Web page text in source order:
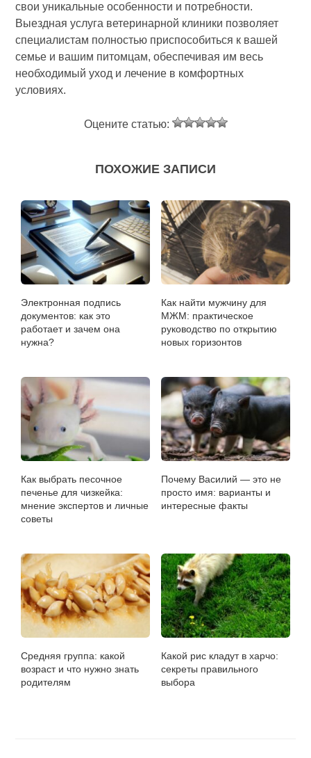
свои уникальные особенности и потребности.
Выездная услуга ветеринарной клиники позволяет
специалистам полностью приспособиться к вашей
семье и вашим питомцам, обеспечивая им весь
необходимый уход и лечение в комфортных
условиях.
Оцените статью:
ПОХОЖИЕ ЗАПИСИ
Электронная подпись
документов: как это
работает и зачем она
нужна?
Как найти мужчину для
МЖМ: практическое
руководство по открытию
новых горизонтов
Как выбрать песочное
печенье для чизкейка:
мнение экспертов и личные
советы
Почему Василий — это не
просто имя: варианты и
интересные факты
Средняя группа: какой
возраст и что нужно знать
родителям
Какой рис кладут в харчо:
секреты правильного
выбора